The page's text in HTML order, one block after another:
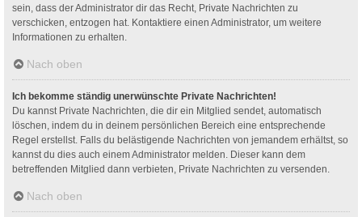
sein, dass der Administrator dir das Recht, Private Nachrichten zu
verschicken, entzogen hat. Kontaktiere einen Administrator, um weitere
Informationen zu erhalten.
Nach oben
Ich bekomme ständig unerwünschte Private Nachrichten!
Du kannst Private Nachrichten, die dir ein Mitglied sendet, automatisch
löschen, indem du in deinem persönlichen Bereich eine entsprechende
Regel erstellst. Falls du belästigende Nachrichten von jemandem erhältst, so
kannst du dies auch einem Administrator melden. Dieser kann dem
betreffenden Mitglied dann verbieten, Private Nachrichten zu versenden.
Nach oben